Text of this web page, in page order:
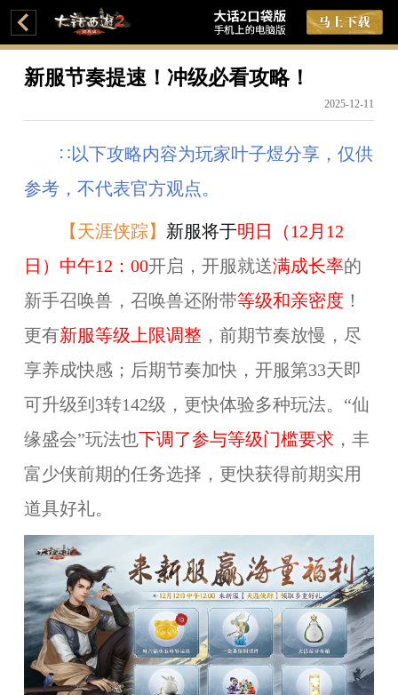
新服节奏提速！冲级必看攻略！
2025-12-11
∷以下攻略内容为玩家叶子煜分享，仅供
参考，不代表官方观点。
【天涯侠踪】 新服将于明日（12月12
日）中午12：00开启，开服就送满成长率的
新手召唤兽，召唤兽还附带等级和亲密度 ！
更有新服等级上限调整 ，前期节奏放慢，尽
享养成快感；后期节奏加快，开服第33天即
可升级到3转142级，更快体验多种玩法。“仙
缘盛会”玩法也下调了参与等级门槛要求 ，丰
富少侠前期的任务选择，更快获得前期实用
道具好礼。